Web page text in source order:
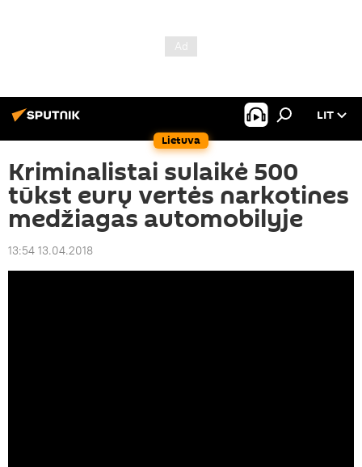
Lietuva
LIT
Kriminalistai sulaikė 500
tūkst eurų vertės narkotines
medžiagas automobilyje
13:54 13.04.2018